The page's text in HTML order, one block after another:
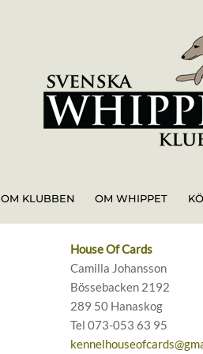
OM KLUBBEN OM WHIPPET
House Of Cards
Camilla Johansson
Bössebacken 2192
289 50 Hanaskog
Tel 073-053 63 95